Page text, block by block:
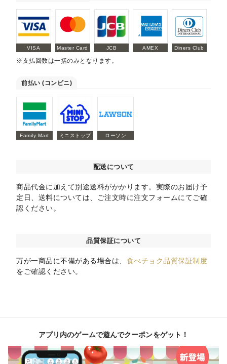
VISA Master Card JCB AMEX Diners Club
※支払回数は一括のみとなります。
前払い (コンビニ)
Family Mart ミニストップ ローソン
配送について
商品代金に加えて別途送料がかかります。実際のお届け予
定日、送料については、ご注文時に注文フォームにてご確
認ください。
品質保証について
万が一商品に不備がある場合は、 食べチョク品質保証制度
をご確認ください。
アプリ内のゲームで遊んでクーポンをゲット！